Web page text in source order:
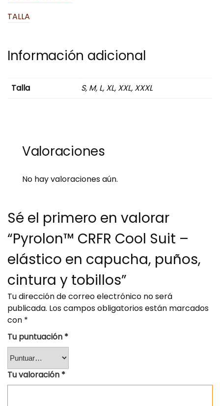
TALLA
Información adicional
Talla S, M, L, XL, XXL, XXXL
Valoraciones
No hay valoraciones aún.
Sé el primero en valorar
“Pyrolon™ CRFR Cool Suit –
elástico en capucha, puños,
cintura y tobillos”
Tu dirección de correo electrónico no será
publicada. Los campos obligatorios están marcados
con *
Tu puntuación *
Tu valoración *